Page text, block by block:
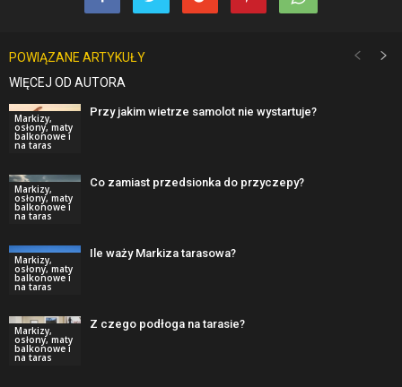
POWIĄZANE ARTYKUŁY
WIĘCEJ OD AUTORA
Markizy,
osłony, maty
balkonowe i
na taras
Przy jakim wietrze samolot nie wystartuje?
Markizy,
osłony, maty
balkonowe i
na taras
Co zamiast przedsionka do przyczepy?
Markizy,
osłony, maty
balkonowe i
na taras
Ile waży Markiza tarasowa?
Markizy,
osłony, maty
balkonowe i
na taras
Z czego podłoga na tarasie?